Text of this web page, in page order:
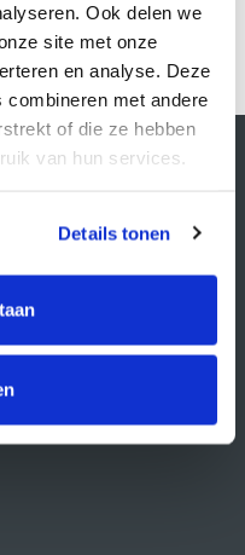
Ook delen we
site met onze
en analyse. Deze
combineren met andere
of die ze hebben
van hun services.
Details tonen